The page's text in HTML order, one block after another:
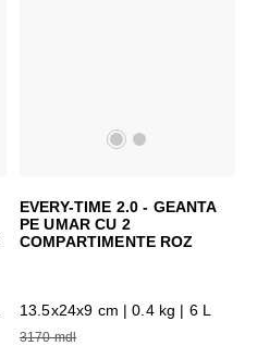
EVERY-TIME 2.0 - GEANTA
PE UMAR CU 2
COMPARTIMENTE ROZ
13.5x24x9 cm | 0.4 kg | 6 L
3170 mdl